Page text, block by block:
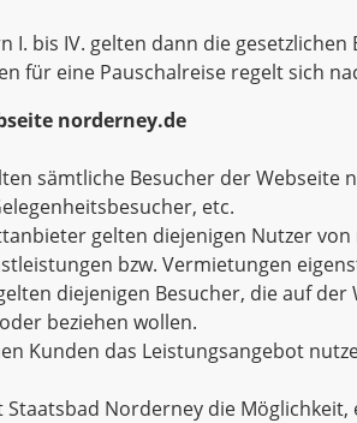
I. bis IV. gelten dann die
für eine Pauschalreise regelt sich
norderney.de
sämtliche Besucher der
etc.
gelten diejenigen Nutzer
bzw. Vermietungen
diejenigen Besucher, die auf der
beziehen wollen.
Kunden das Leistungsangebot
Norderney die Möglichkeit,